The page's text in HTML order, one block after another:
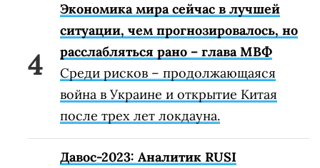
Экономика мира сейчас в лучшей
ситуации, чем прогнозировалось, но
расслабляться рано – глава МВФ
Среди рисков – продолжающаяся
война в Украине и открытие Китая
после трех лет локдауна.
Давос-2023: Аналитик RUSI